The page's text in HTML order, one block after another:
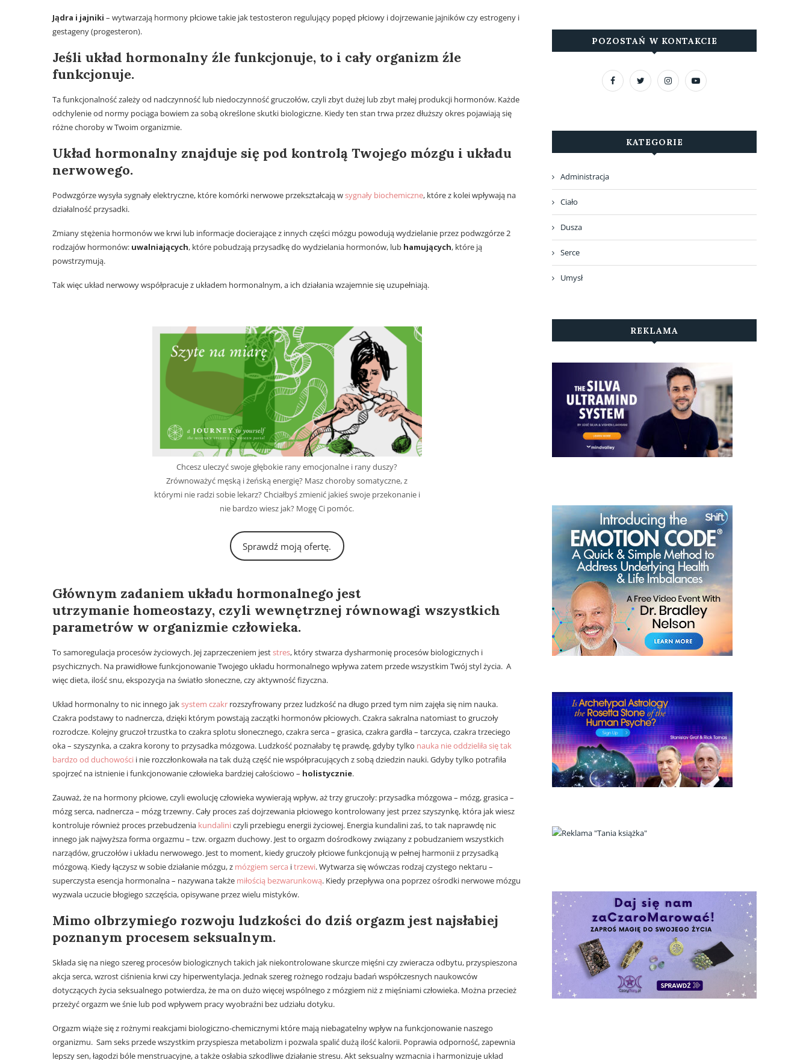
Jądra i jajniki – wytwarzają hormony płciowe takie jak testosteron regulujący popęd płciowy i dojrzewanie jajników czy estrogeny i
gestageny (progesteron).
Jeśli układ hormonalny źle funkcjonuje, to i cały organizm źle
funkcjonuje.
Ta funkcjonalność zależy od nadczynność lub niedoczynność gruczołów, czyli zbyt dużej lub zbyt małej produkcji hormonów. Każde
odchylenie od normy pociąga bowiem za sobą określone skutki biologiczne. Kiedy ten stan trwa przez dłuższy okres pojawiają się
różne choroby w Twoim organizmie.
Układ hormonalny znajduje się pod kontrolą Twojego mózgu i układu
nerwowego.
Podwzgórze wysyła sygnały elektryczne, które komórki nerwowe przekształcają wsygnały biochemiczne, które z kolei wpływają na
działalność przysadki.
Zmiany stężenia hormonów we krwi lub informacje docierające z innych części mózgu powodują wydzielanie przez podwzgórze 2
rodzajów hormonów: uwalniających, które pobudzają przysadkę do wydzielania hormonów, lub hamujących, które ją
powstrzymują.
Tak więc układ nerwowy współpracuje z układem hormonalnym, a ich działania wzajemnie się uzupełniają.
Chcesz uleczyć swoje głębokie rany emocjonalne i rany duszy?
Zrównoważyć męską i żeńską energię? Masz choroby somatyczne, z
którymi nie radzi sobie lekarz? Chciałbyś zmienić jakieś swoje przekonanie i
nie bardzo wiesz jak? Mogę Ci pomóc.
Sprawdź moją ofertę.
Głównym zadaniem układu hormonalnego jest
utrzymanie homeostazy, czyli wewnętrznej równowagi wszystkich
parametrów w organizmie człowieka.
To samoregulacja procesów życiowych. Jej zaprzeczeniem jeststres, który stwarza dysharmonię procesów biologicznych i
psychicznych. Na prawidłowe funkcjonowanie Twojego układu hormonalnego wpływa zatem przede wszystkim Twój styl życia. A
więc dieta, ilość snu, ekspozycja na światło słoneczne, czy aktywność fizyczna.
Układ hormonalny to nic innego jaksystem czakr rozszyfrowany przez ludzkość na długo przed tym nim zajęła się nim nauka.
Czakra podstawy to nadnercza, dzięki którym powstają zaczątki hormonów płciowych. Czakra sakralna natomiast to gruczoły
rozrodcze. Kolejny gruczoł trzustka to czakra splotu słonecznego, czakra serca – grasica, czakra gardła – tarczyca, czakra trzeciego
oka – szyszynka, a czakra korony to przysadka mózgowa. Ludzkość poznałaby tę prawdę, gdyby tylko nauka nie oddzieliła się tak
bardzo od duchowości i nie rozczłonkowała na tak dużą część nie współpracujących z sobą dziedzin nauki. Gdyby tylko potrafiła
spojrzeć na istnienie i funkcjonowanie człowieka bardziej całościowo – holistycznie.
Zauważ, że na hormony płciowe, czyli ewolucję człowieka wywierają wpływ, aż trzy gruczoły: przysadka mózgowa – mózg, grasica –
mózg serca, nadnercza – mózg trzewny. Cały proces zaś dojrzewania płciowego kontrolowany jest przez szyszynkę, która jak wiesz
kontroluje również proces przebudzenia kundalini czyli przebiegu energii życiowej. Energia kundalini zaś, to tak naprawdę nic
innego jak najwyższa forma orgazmu – tzw. orgazm duchowy. Jest to orgazm dośrodkowy związany z pobudzaniem wszystkich
narządów, gruczołów i układu nerwowego. Jest to moment, kiedy gruczoły płciowe funkcjonują w pełnej harmonii z przysadką
mózgową. Kiedy łączysz w sobie działanie mózgu, z mózgiem serca itrzewi. Wytwarza się wówczas rodzaj czystego nektaru –
superczysta esencja hormonalna – nazywana także miłością bezwarunkową. Kiedy przepływa ona poprzez ośrodki nerwowe mózgu
wyzwala uczucie błogiego szczęścia, opisywane przez wielu mistyków.
Mimo olbrzymiego rozwoju ludzkości do dziś orgazm jest najsłabiej
poznanym procesem seksualnym.
Składa się na niego szereg procesów biologicznych takich jak niekontrolowane skurcze mięśni czy zwieracza odbytu, przyspieszona
akcja serca, wzrost ciśnienia krwi czy hiperwentylacja. Jednak szereg rożnego rodzaju badań współczesnych naukowców
dotyczących życia seksualnego potwierdza, że ma on dużo więcej wspólnego z mózgiem niż z mięśniami człowieka. Można przecież
przeżyć orgazm we śnie lub pod wpływem pracy wyobraźni bez udziału dotyku.
Orgazm wiąże się z rożnymi reakcjami biologiczno-chemicznymi które mają niebagatelny wpływ na funkcjonowanie naszego
organizmu. Sam seks przede wszystkim przyspiesza metabolizm i pozwala spalić dużą ilość kalorii. Poprawia odporność, zapewnia
lepszy sen, łagodzi bóle menstruacyjne, a także osłabia szkodliwe działanie stresu. Akt seksualny wzmacnia i harmonizuje układ
POZOSTAŃ W KONTAKCIE
KATEGORIE
Administracja
Ciało
Dusza
Serce
Umysł
REKLAMA